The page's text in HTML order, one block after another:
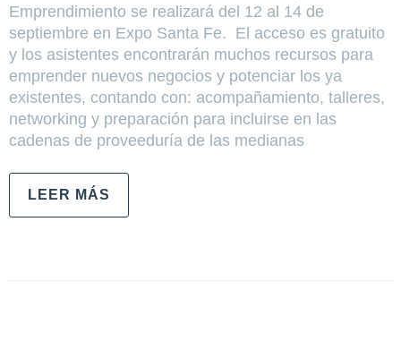
Emprendimiento se realizará del 12 al 14 de
septiembre en Expo Santa Fe. El acceso es gratuito
y los asistentes encontrarán muchos recursos para
emprender nuevos negocios y potenciar los ya
existentes, contando con: acompañamiento, talleres,
networking y preparación para incluirse en las
cadenas de proveeduría de las medianas
LEER MÁS